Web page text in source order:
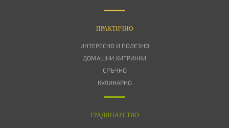
ПРАКТИЧНО
ИНТЕРЕСНО И ПОЛЕЗНО
ДОМАШНИ ХИТРИНКИ
СРЪЧНО
КУЛИНАРНО
ГРАДИНАРСТВО